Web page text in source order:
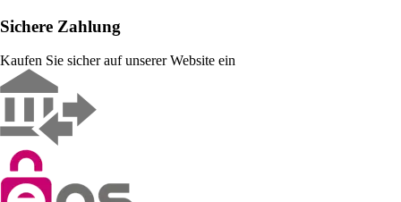
Sichere Zahlung
Kaufen Sie sicher auf unserer Website ein